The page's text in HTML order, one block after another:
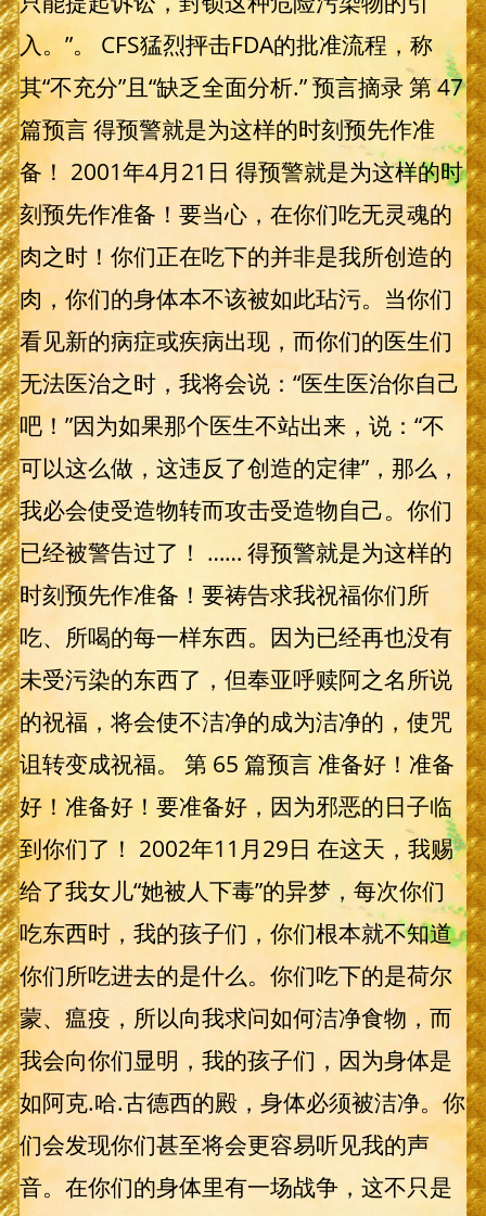
入。”。 CFS猛烈抨击FDA的批准流程，称
其“不充分”且“缺乏全面分析.” 预言摘录 第 47
篇预言 得预警就是为这样的时刻预先作准
备！ 2001年4月21日 得预警就是为这样的时
刻预先作准备！要当心，在你们吃无灵魂的
肉之时！你们正在吃下的并非是我所创造的
肉，你们的身体本不该被如此玷污。当你们
看见新的病症或疾病出现，而你们的医生们
无法医治之时，我将会说：“医生医治你自己
吧！”因为如果那个医生不站出来，说：“不
可以这么做，这违反了创造的定律”，那么，
我必会使受造物转而攻击受造物自己。你们
已经被警告过了！ …… 得预警就是为这样的
时刻预先作准备！要祷告求我祝福你们所
吃、所喝的每一样东西。因为已经再也没有
未受污染的东西了，但奉亚呼赎阿之名所说
的祝福，将会使不洁净的成为洁净的，使咒
诅转变成祝福。 第 65 篇预言 准备好！准备
好！准备好！要准备好，因为邪恶的日子临
到你们了！ 2002年11月29日 在这天，我赐
给了我女儿“她被人下毒”的异梦，每次你们
吃东西时，我的孩子们，你们根本就不知道
你们所吃进去的是什么。你们吃下的是荷尔
蒙、瘟疫，所以向我求问如何洁净食物，而
我会向你们显明，我的孩子们，因为身体是
如阿克.哈.古德西的殿，身体必须被洁净。你
们会发现你们甚至将会更容易听见我的声
音。在你们的身体里有一场战争，这不只是